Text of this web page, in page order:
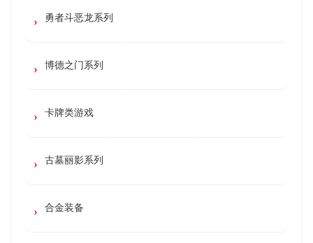
勇者斗恶龙系列
博德之门系列
卡牌类游戏
古墓丽影系列
合金装备